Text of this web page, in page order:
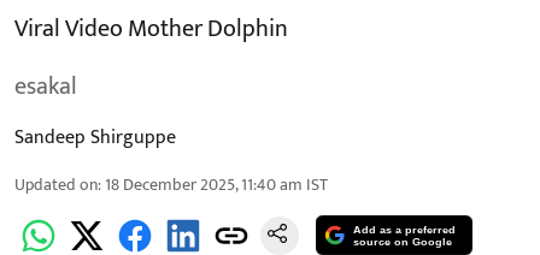
Viral Video Mother Dolphin
esakal
Sandeep Shirguppe
Updated on:18 December 2025, 11:40 am IST
Add as a preferred
source on Google